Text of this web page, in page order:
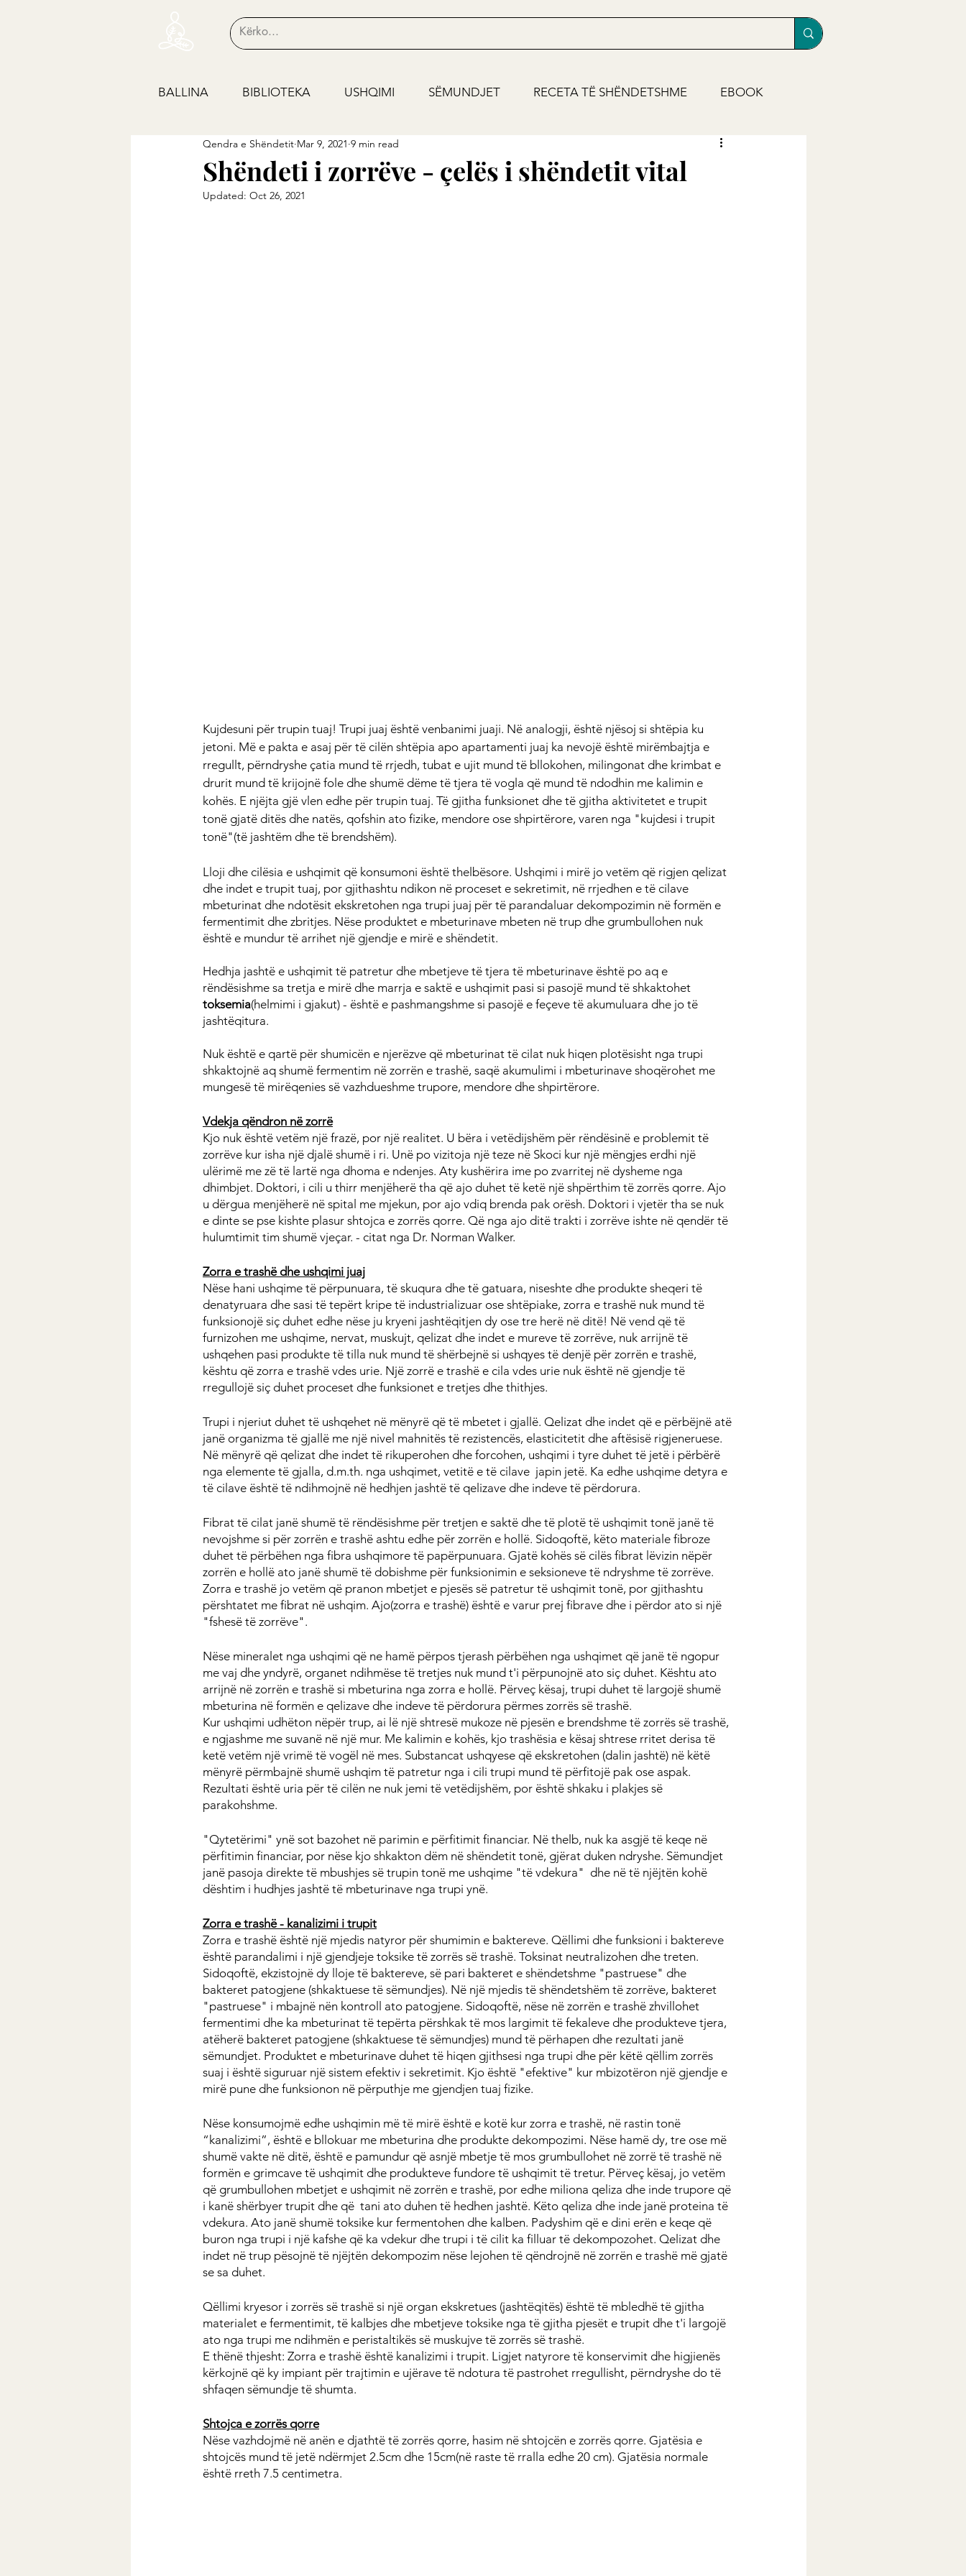
BALLINA BIBLIOTEKA USHQIMI SËMUNDJET RECETA TË SHËNDETSHME EBOOK
Shëndeti i zorrëve - çelës i shëndetit vital
Qendra e Shëndetit Mar 9, 2021 9 min read
Updated: Oct 26, 2021
Kujdesuni për trupin tuaj! Trupi juaj është venbanimi juaji. Në analogji, është njësoj si shtëpia ku
jetoni. Më e pakta e asaj për të cilën shtëpia apo apartamenti juaj ka nevojë është mirëmbajtja e
rregullt, përndryshe çatia mund të rrjedh, tubat e ujit mund të bllokohen, milingonat dhe krimbat e
drurit mund të krijojnë fole dhe shumë dëme të tjera të vogla që mund të ndodhin me kalimin e
kohës. E njëjta gjë vlen edhe për trupin tuaj. Të gjitha funksionet dhe të gjitha aktivitetet e trupit
tonë gjatë ditës dhe natës, qofshin ato fizike, mendore ose shpirtërore, varen nga "kujdesi i trupit
tonë"(të jashtëm dhe të brendshëm).
Lloji dhe cilësia e ushqimit që konsumoni është thelbësore. Ushqimi i mirë jo vetëm që rigjen qelizat
dhe indet e trupit tuaj, por gjithashtu ndikon në proceset e sekretimit, në rrjedhen e të cilave
mbeturinat dhe ndotësit ekskretohen nga trupi juaj për të parandaluar dekompozimin në formën e
fermentimit dhe zbritjes. Nëse produktet e mbeturinave mbeten në trup dhe grumbullohen nuk
është e mundur të arrihet një gjendje e mirë e shëndetit.
Hedhja jashtë e ushqimit të patretur dhe mbetjeve të tjera të mbeturinave është po aq e
rëndësishme sa tretja e mirë dhe marrja e saktë e ushqimit pasi si pasojë mund të shkaktohet
toksemia(helmimi i gjakut) - është e pashmangshme si pasojë e feçeve të akumuluara dhe jo të
jashtëqitura.
Nuk është e qartë për shumicën e njerëzve që mbeturinat të cilat nuk hiqen plotësisht nga trupi
shkaktojnë aq shumë fermentim në zorrën e trashë, saqë akumulimi i mbeturinave shoqërohet me
mungesë të mirëqenies së vazhdueshme trupore, mendore dhe shpirtërore.
Vdekja qëndron në zorrë
Kjo nuk është vetëm një frazë, por një realitet. U bëra i vetëdijshëm për rëndësinë e problemit të
zorrëve kur isha një djalë shumë i ri. Unë po vizitoja një teze në Skoci kur një mëngjes erdhi një
ulërimë me zë të lartë nga dhoma e ndenjes. Aty kushërira ime po zvarritej në dysheme nga
dhimbjet. Doktori, i cili u thirr menjëherë tha që ajo duhet të ketë një shpërthim të zorrës qorre. Ajo
u dërgua menjëherë në spital me mjekun, por ajo vdiq brenda pak orësh. Doktori i vjetër tha se nuk
e dinte se pse kishte plasur shtojca e zorrës qorre. Që nga ajo ditë trakti i zorrëve ishte në qendër të
hulumtimit tim shumë vjeçar. - citat nga Dr. Norman Walker.
Zorra e trashë dhe ushqimi juaj
Nëse hani ushqime të përpunuara, të skuqura dhe të gatuara, niseshte dhe produkte sheqeri të
denatyruara dhe sasi të tepërt kripe të industrializuar ose shtëpiake, zorra e trashë nuk mund të
funksionojë siç duhet edhe nëse ju kryeni jashtëqitjen dy ose tre herë në ditë! Në vend që të
furnizohen me ushqime, nervat, muskujt, qelizat dhe indet e mureve të zorrëve, nuk arrijnë të
ushqehen pasi produkte të tilla nuk mund të shërbejnë si ushqyes të denjë për zorrën e trashë,
kështu që zorra e trashë vdes urie. Një zorrë e trashë e cila vdes urie nuk është në gjendje të
rregullojë siç duhet proceset dhe funksionet e tretjes dhe thithjes.
Trupi i njeriut duhet të ushqehet në mënyrë që të mbetet i gjallë. Qelizat dhe indet që e përbëjnë atë
janë organizma të gjallë me një nivel mahnitës të rezistencës, elasticitetit dhe aftësisë rigjeneruese.
Në mënyrë që qelizat dhe indet të rikuperohen dhe forcohen, ushqimi i tyre duhet të jetë i përbërë
nga elemente të gjalla, d.m.th. nga ushqimet, vetitë e të cilave  japin jetë. Ka edhe ushqime detyra e
të cilave është të ndihmojnë në hedhjen jashtë të qelizave dhe indeve të përdorura.
Fibrat të cilat janë shumë të rëndësishme për tretjen e saktë dhe të plotë të ushqimit tonë janë të
nevojshme si për zorrën e trashë ashtu edhe për zorrën e hollë. Sidoqoftë, këto materiale fibroze
duhet të përbëhen nga fibra ushqimore të papërpunuara. Gjatë kohës së cilës fibrat lëvizin nëpër
zorrën e hollë ato janë shumë të dobishme për funksionimin e seksioneve të ndryshme të zorrëve.
Zorra e trashë jo vetëm që pranon mbetjet e pjesës së patretur të ushqimit tonë, por gjithashtu
përshtatet me fibrat në ushqim. Ajo(zorra e trashë) është e varur prej fibrave dhe i përdor ato si një
"fshesë të zorrëve".
Nëse mineralet nga ushqimi që ne hamë përpos tjerash përbëhen nga ushqimet që janë të ngopur
me vaj dhe yndyrë, organet ndihmëse të tretjes nuk mund t'i përpunojnë ato siç duhet. Kështu ato
arrijnë në zorrën e trashë si mbeturina nga zorra e hollë. Përveç kësaj, trupi duhet të largojë shumë
mbeturina në formën e qelizave dhe indeve të përdorura përmes zorrës së trashë.
Kur ushqimi udhëton nëpër trup, ai lë një shtresë mukoze në pjesën e brendshme të zorrës së trashë,
e ngjashme me suvanë në një mur. Me kalimin e kohës, kjo trashësia e kësaj shtrese rritet derisa të
ketë vetëm një vrimë të vogël në mes. Substancat ushqyese që ekskretohen (dalin jashtë) në këtë
mënyrë përmbajnë shumë ushqim të patretur nga i cili trupi mund të përfitojë pak ose aspak.
Rezultati është uria për të cilën ne nuk jemi të vetëdijshëm, por është shkaku i plakjes së
parakohshme.
"Qytetërimi" ynë sot bazohet në parimin e përfitimit financiar. Në thelb, nuk ka asgjë të keqe në
përfitimin financiar, por nëse kjo shkakton dëm në shëndetit tonë, gjërat duken ndryshe. Sëmundjet
janë pasoja direkte të mbushjes së trupin tonë me ushqime "të vdekura"  dhe në të njëjtën kohë
dështim i hudhjes jashtë të mbeturinave nga trupi ynë.
Zorra e trashë - kanalizimi i trupit
Zorra e trashë është një mjedis natyror për shumimin e baktereve. Qëllimi dhe funksioni i baktereve
është parandalimi i një gjendjeje toksike të zorrës së trashë. Toksinat neutralizohen dhe treten.
Sidoqoftë, ekzistojnë dy lloje të baktereve, së pari bakteret e shëndetshme "pastruese" dhe
bakteret patogjene (shkaktuese të sëmundjes). Në një mjedis të shëndetshëm të zorrëve, bakteret
"pastruese" i mbajnë nën kontroll ato patogjene. Sidoqoftë, nëse në zorrën e trashë zhvillohet
fermentimi dhe ka mbeturinat të tepërta përshkak të mos largimit të fekaleve dhe produkteve tjera,
atëherë bakteret patogjene (shkaktuese të sëmundjes) mund të përhapen dhe rezultati janë
sëmundjet. Produktet e mbeturinave duhet të hiqen gjithsesi nga trupi dhe për këtë qëllim zorrës
suaj i është siguruar një sistem efektiv i sekretimit. Kjo është "efektive" kur mbizotëron një gjendje e
mirë pune dhe funksionon në përputhje me gjendjen tuaj fizike.
Nëse konsumojmë edhe ushqimin më të mirë është e kotë kur zorra e trashë, në rastin tonë
“kanalizimi”, është e bllokuar me mbeturina dhe produkte dekompozimi. Nëse hamë dy, tre ose më
shumë vakte në ditë, është e pamundur që asnjë mbetje të mos grumbullohet në zorrë të trashë në
formën e grimcave të ushqimit dhe produkteve fundore të ushqimit të tretur. Përveç kësaj, jo vetëm
që grumbullohen mbetjet e ushqimit në zorrën e trashë, por edhe miliona qeliza dhe inde trupore që
i kanë shërbyer trupit dhe që  tani ato duhen të hedhen jashtë. Këto qeliza dhe inde janë proteina të
vdekura. Ato janë shumë toksike kur fermentohen dhe kalben. Padyshim që e dini erën e keqe që
buron nga trupi i një kafshe që ka vdekur dhe trupi i të cilit ka filluar të dekompozohet. Qelizat dhe
indet në trup pësojnë të njëjtën dekompozim nëse lejohen të qëndrojnë në zorrën e trashë më gjatë
se sa duhet.
Qëllimi kryesor i zorrës së trashë si një organ ekskretues (jashtëqitës) është të mbledhë të gjitha
materialet e fermentimit, të kalbjes dhe mbetjeve toksike nga të gjitha pjesët e trupit dhe t'i largojë
ato nga trupi me ndihmën e peristaltikës së muskujve të zorrës së trashë.
E thënë thjesht: Zorra e trashë është kanalizimi i trupit. Ligjet natyrore të konservimit dhe higjienës
kërkojnë që ky impiant për trajtimin e ujërave të ndotura të pastrohet rregullisht, përndryshe do të
shfaqen sëmundje të shumta.
Shtojca e zorrës qorre
Nëse vazhdojmë në anën e djathtë të zorrës qorre, hasim në shtojcën e zorrës qorre. Gjatësia e
shtojcës mund të jetë ndërmjet 2.5cm dhe 15cm(në raste të rralla edhe 20 cm). Gjatësia normale
është rreth 7.5 centimetra.